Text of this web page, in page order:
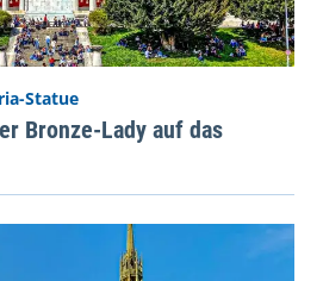
Statue
Bronze-Lady auf das